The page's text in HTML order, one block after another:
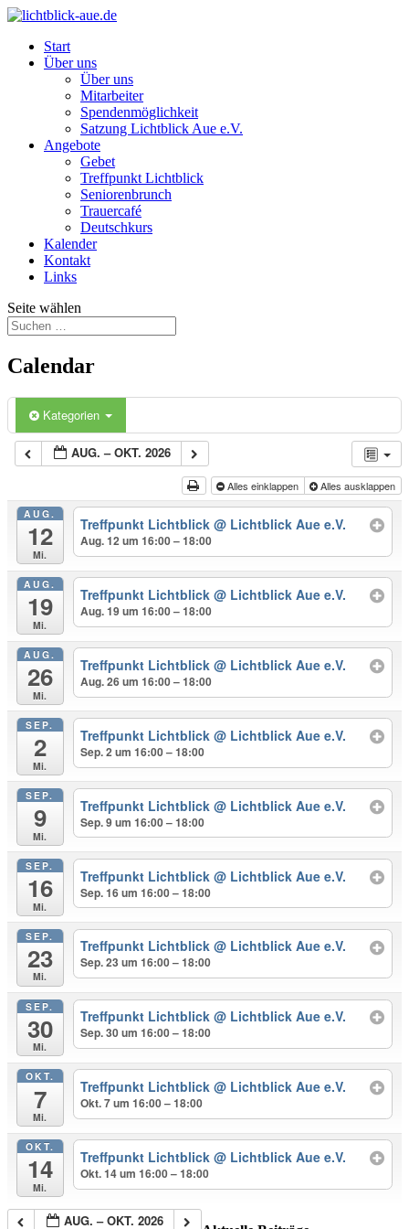
Start
Über uns
Über uns
Mitarbeiter
Spendenmöglichkeit
Satzung Lichtblick Aue e.V.
Angebote
Gebet
Treffpunkt Lichtblick
Seniorenbrunch
Trauercafé
Deutschkurs
Kalender
Kontakt
Links
Seite wählen
Calendar
Kategorien
AUG. – OKT. 2026
Alles einklappen Alles ausklappen
AUG.
12
Mi.
Treffpunkt Lichtblick@ Lichtblick Aue e.V.
Aug. 12 um 16:00 – 18:00
AUG.
19
Mi.
Treffpunkt Lichtblick@ Lichtblick Aue e.V.
Aug. 19 um 16:00 – 18:00
AUG.
26
Mi.
Treffpunkt Lichtblick@ Lichtblick Aue e.V.
Aug. 26 um 16:00 – 18:00
SEP.
2
Mi.
Treffpunkt Lichtblick@ Lichtblick Aue e.V.
Sep. 2 um 16:00 – 18:00
SEP.
9
Mi.
Treffpunkt Lichtblick@ Lichtblick Aue e.V.
Sep. 9 um 16:00 – 18:00
SEP.
16
Mi.
Treffpunkt Lichtblick@ Lichtblick Aue e.V.
Sep. 16 um 16:00 – 18:00
SEP.
23
Mi.
Treffpunkt Lichtblick@ Lichtblick Aue e.V.
Sep. 23 um 16:00 – 18:00
SEP.
30
Mi.
Treffpunkt Lichtblick@ Lichtblick Aue e.V.
Sep. 30 um 16:00 – 18:00
OKT.
7
Mi.
Treffpunkt Lichtblick@ Lichtblick Aue e.V.
Okt. 7 um 16:00 – 18:00
OKT.
14
Mi.
Treffpunkt Lichtblick@ Lichtblick Aue e.V.
Okt. 14 um 16:00 – 18:00
AUG. – OKT. 2026